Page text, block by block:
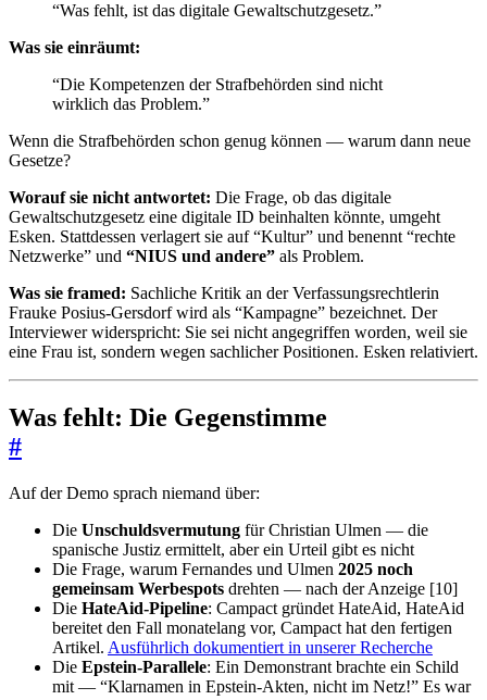
“Was fehlt, ist das digitale Gewaltschutzgesetz.”
Was sie einräumt:
“Die Kompetenzen der Strafbehörden sind nicht
wirklich das Problem.”
Wenn die Strafbehörden schon genug können — warum dann neue
Gesetze?
Worauf sie nicht antwortet: Die Frage, ob das digitale
Gewaltschutzgesetz eine digitale ID beinhalten könnte, umgeht
Esken. Stattdessen verlagert sie auf “Kultur” und benennt “rechte
Netzwerke” und “NIUS und andere” als Problem.
Was sie framed: Sachliche Kritik an der Verfassungsrechtlerin
Frauke Posius-Gersdorf wird als “Kampagne” bezeichnet. Der
Interviewer widerspricht: Sie sei nicht angegriffen worden, weil sie
eine Frau ist, sondern wegen sachlicher Positionen. Esken relativiert.
Was fehlt: Die Gegenstimme
#
Auf der Demo sprach niemand über:
Die Unschuldsvermutung für Christian Ulmen — die
spanische Justiz ermittelt, aber ein Urteil gibt es nicht
Die Frage, warum Fernandes und Ulmen 2025 noch
gemeinsam Werbespots drehten — nach der Anzeige [10]
Die HateAid-Pipeline: Campact gründet HateAid, HateAid
bereitet den Fall monatelang vor, Campact hat den fertigen
Artikel. Ausführlich dokumentiert in unserer Recherche
Die Epstein-Parallele: Ein Demonstrant brachte ein Schild
mit — “Klarnamen in Epstein-Akten, nicht im Netz!” Es war